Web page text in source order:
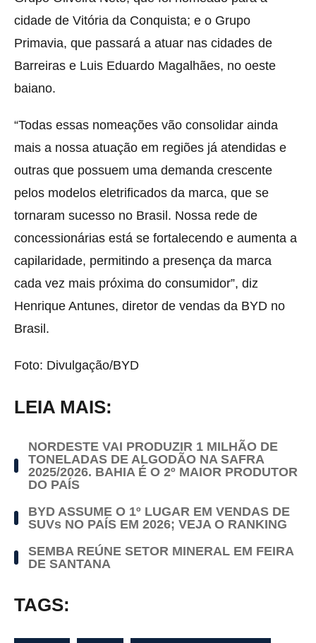
cidade de Vitória da Conquista; e o Grupo
Primavia, que passará a atuar nas cidades de
Barreiras e Luis Eduardo Magalhães, no oeste
baiano.
“Todas essas nomeações vão consolidar ainda
mais a nossa atuação em regiões já atendidas e
outras que possuem uma demanda crescente
pelos modelos eletrificados da marca, que se
tornaram sucesso no Brasil. Nossa rede de
concessionárias está se fortalecendo e aumenta a
capilaridade, permitindo a presença da marca
cada vez mais próxima do consumidor”, diz
Henrique Antunes, diretor de vendas da BYD no
Brasil.
Foto: Divulgação/BYD
LEIA MAIS:
NORDESTE VAI PRODUZIR 1 MILHÃO DE
TONELADAS DE ALGODÃO NA SAFRA
2025/2026. BAHIA É O 2º MAIOR PRODUTOR
DO PAÍS
BYD ASSUME O 1º LUGAR EM VENDAS DE
SUVs NO PAÍS EM 2026; VEJA O RANKING
SEMBA REÚNE SETOR MINERAL EM FEIRA
DE SANTANA
TAGS: